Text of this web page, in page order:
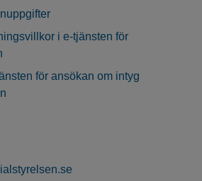
i e-tjänsten för
för ansökan om intyg